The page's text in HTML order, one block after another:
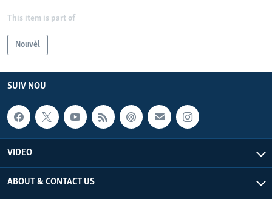
This item is part of
Nouvèl
SUIV NOU
VIDEO
ABOUT & CONTACT US